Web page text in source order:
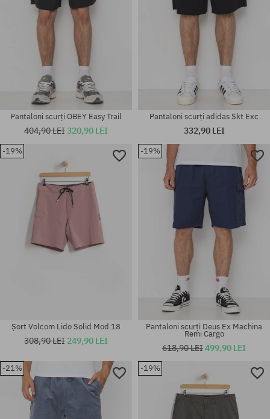
Mărimi existente:
Mărimi existente:
32; 33; 36
Mărimi existente:
M; L; XL
Pantaloni scurți OBEY Easy Trail
404,90 LEI320,90 LEI
Mărimi existente:
Pantaloni scurți adidas Skt Exc
332,90 LEI
-19%
Șort Volcom Lido Solid Mod 18
308,90 LEI 249,90 LEI
-19%
Pantaloni scurți Deus Ex Machina
Remi Cargo
618,90 LEI499,90 LEI
-21% -19%